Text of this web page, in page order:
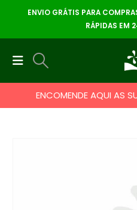
ENVIO GRÁTIS PARA
RÁPIDAS EM
ENCOMENDE AQUI AS